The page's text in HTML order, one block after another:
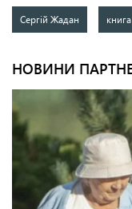
Сергій Жадан книга